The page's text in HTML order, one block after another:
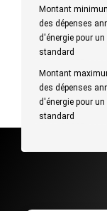
Montant
des dépenses
d'énergie pour
standard
Montant
des dépenses
d'énergie pour
standard